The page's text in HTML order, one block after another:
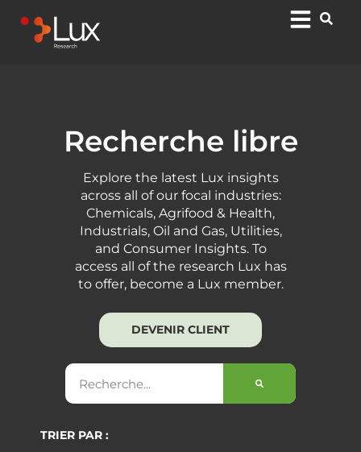
Recherche libre
Explore the latest Lux insights
across all of our focal industries:
Chemicals, Agrifood & Health,
Industrials, Oil and Gas, Utilities,
and Consumer Insights. To
access all of the research Lux has
to offer, become a Lux member.
DEVENIR CLIENT
TRIER PAR :